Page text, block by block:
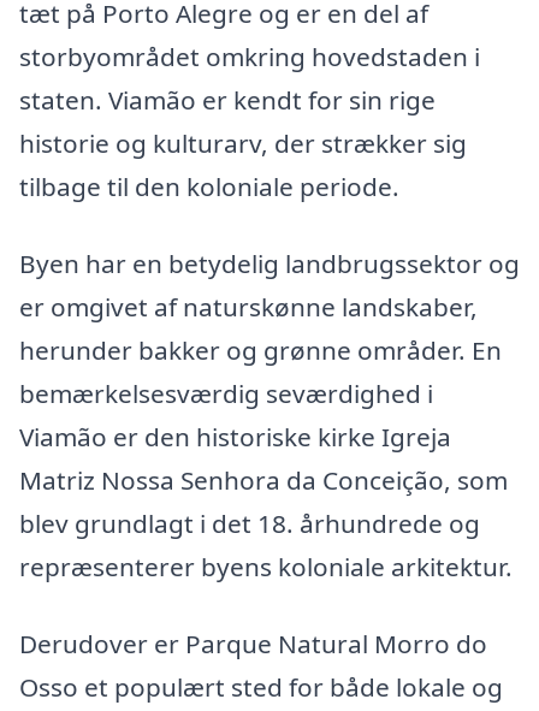
tæt på Porto Alegre og er en del af
storbyområdet omkring hovedstaden i
staten. Viamão er kendt for sin rige
historie og kulturarv, der strækker sig
tilbage til den koloniale periode.
Byen har en betydelig landbrugssektor og
er omgivet af naturskønne landskaber,
herunder bakker og grønne områder. En
bemærkelsesværdig seværdighed i
Viamão er den historiske kirke Igreja
Matriz Nossa Senhora da Conceição, som
blev grundlagt i det 18. århundrede og
repræsenterer byens koloniale arkitektur.
Derudover er Parque Natural Morro do
Osso et populært sted for både lokale og